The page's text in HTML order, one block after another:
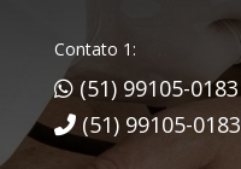
Contato 1:
(51) 99105-0183
(51) 99105-0183